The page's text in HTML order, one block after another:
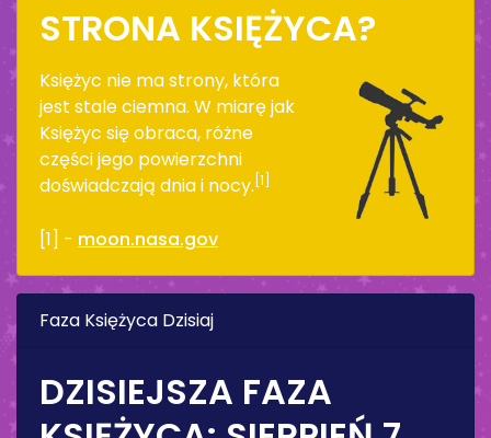
STRONA KSIĘŻYCA?
Księżyc nie ma strony, która
jest stale ciemna. W miarę jak
Księżyc się obraca, różne
części jego powierzchni
doświadczają dnia i nocy. [1]
[1] - moon.nasa.gov
Faza Księżyca Dzisiaj
DZISIEJSZA FAZA